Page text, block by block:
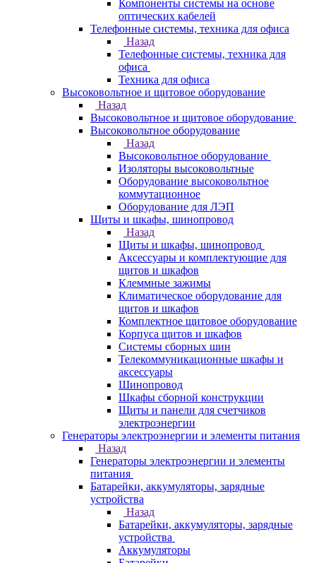
Компоненты системы на основе
оптических кабелей
Телефонные системы, техника для офиса
Назад
Телефонные системы, техника для
офиса
Техника для офиса
Высоковольтное и щитовое оборудование
Назад
Высоковольтное и щитовое оборудование
Высоковольтное оборудование
Назад
Высоковольтное оборудование
Изоляторы высоковольтные
Оборудование высоковольтное
коммутационное
Оборудование для ЛЭП
Щиты и шкафы, шинопровод
Назад
Щиты и шкафы, шинопровод
Аксессуары и комплектующие для
щитов и шкафов
Клеммные зажимы
Климатическое оборудование для
щитов и шкафов
Комплектное щитовое оборудование
Корпуса щитов и шкафов
Системы сборных шин
Телекоммуникационные шкафы и
аксессуары
Шинопровод
Шкафы сборной конструкции
Щиты и панели для счетчиков
электроэнергии
Генераторы электроэнергии и элементы питания
Назад
Генераторы электроэнергии и элементы
питания
Батарейки, аккумуляторы, зарядные
устройства
Назад
Батарейки, аккумуляторы, зарядные
устройства
Аккумуляторы